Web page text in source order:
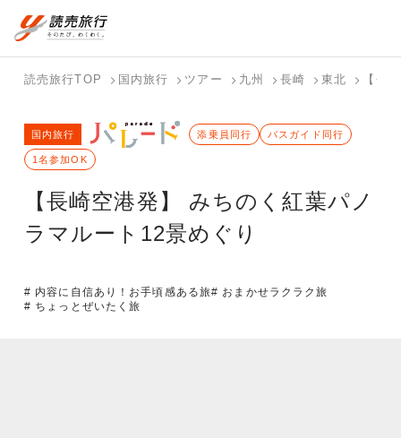
国内旅行トップ
バスツアー
を探す
個人旅行
（ブーケ）を探す
ら探す
探す
す
海外旅行トップ
海外特集か
ら探す
テーマから
探す
す
読売旅行TOP 国内旅行 ツアー 九州 長崎 東北 【長
【長崎空港発】 みちのく紅葉パノ
ラマルート12景めぐり
国内旅行 添乗員同行 バスガイド同行
1名参加OK
# 内容に自信あり！お手頃感ある旅# おまかせラクラク旅
# ちょっとぜいたく旅